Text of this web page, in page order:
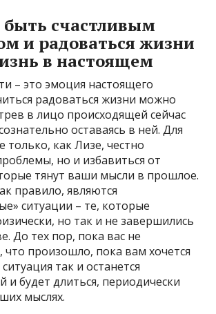
счастливым
и радоваться жизни
в настоящем
– это эмоция настоящего
радоваться жизни можно
в лицо происходящей сейчас
оставаясь в ней. Для
только, как Лизе, честно
но и избавиться от
тянут ваши мысли в прошлое.
правило, являются
ситуации – те, которые
но так и не завершились
До тех пор, пока вас не
что произошло, пока вам хочется
так и останется
и будет длиться, периодически
мыслях.